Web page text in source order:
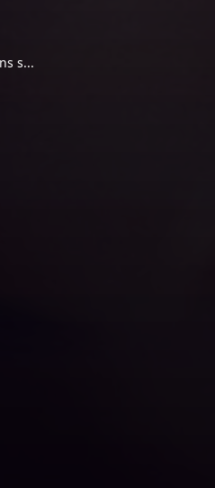
s...